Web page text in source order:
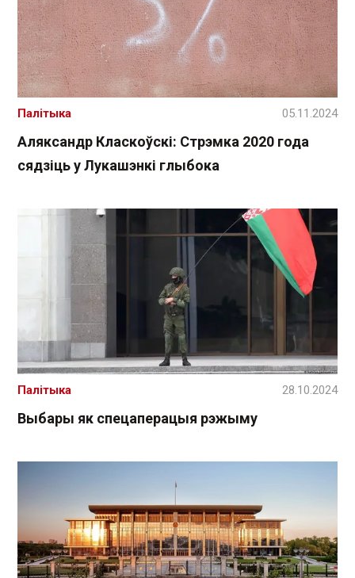
Аляксандр Класкоўскі: Стрэмка 2020 года
сядзіць у Лукашэнкі глыбока
Палітыка 05.11.2024
Выбары як спецаперацыя рэжыму
Палітыка 28.10.2024